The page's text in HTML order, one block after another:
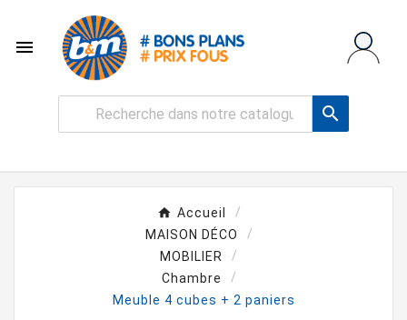


Accueil
MAISON DÉCO
MOBILIER
Chambre
Meuble 4 cubes + 2 paniers